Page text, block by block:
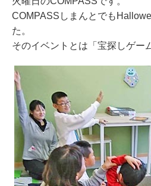
COMPASSしまんとでも
た。
そのイベントとは「宝探しゲー